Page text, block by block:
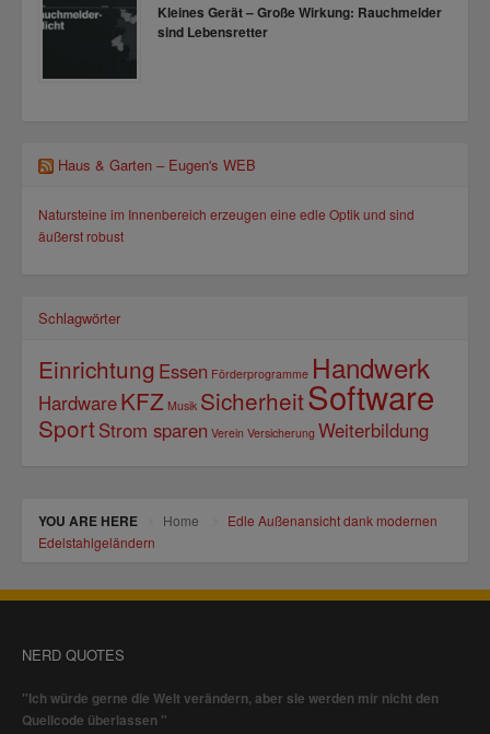
Kleines Gerät – Große Wirkung: Rauchmelder
sind Lebensretter
Haus & Garten – Eugen's WEB
Natursteine im Innenbereich erzeugen eine edle Optik und sind
äußerst robust
Schlagwörter
Einrichtung Essen Förderprogramme Handwerk
HardwareKFZ Musik SicherheitSoftware
SportStrom sparen Verein Versicherung Weiterbildung
YOU ARE HERE Home
Edle Außenansicht dank modernen
Edelstahlgeländern
NERD QUOTES
"Ich würde gerne die Welt verändern, aber sie werden mir nicht den
Quellcode überlassen "